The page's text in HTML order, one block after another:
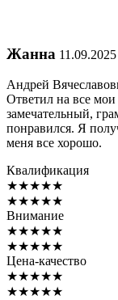
Жанна 11.09.2025
Андрей
Ответил на все
замечательный,
понравился. Я
меня все хорошо.
Квалификация
★★★★★
★★★★★
Внимание
★★★★★
★★★★★
Цена-качество
★★★★★
★★★★★